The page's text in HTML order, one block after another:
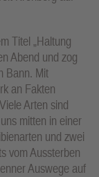
Titel „Haltung
Abend und zog
Bann. Mit
an Fakten
Arten sind
mitten in einer
und zwei
vom Aussterben
Auswege auf